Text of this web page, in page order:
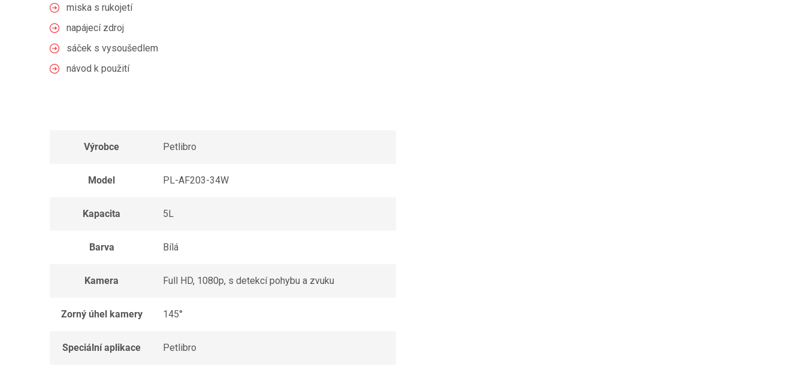
miska s rukojetí
napájecí zdroj
sáček s vysoušedlem
návod k použití
Výrobce Petlibro
Model PL-AF203-34W
Kapacita 5L
Barva Bílá
Kamera Full HD, 1080p, s detekcí pohybu a zvuku
Zorný úhel kamery 145°
Speciální aplikace Petlibro